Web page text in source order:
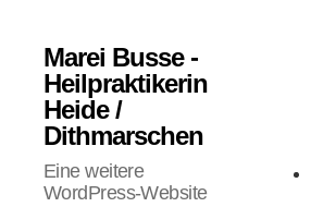
Marei Busse -
Heilpraktikerin
Heide /
Dithmarschen
Eine weitere
WordPress-Website